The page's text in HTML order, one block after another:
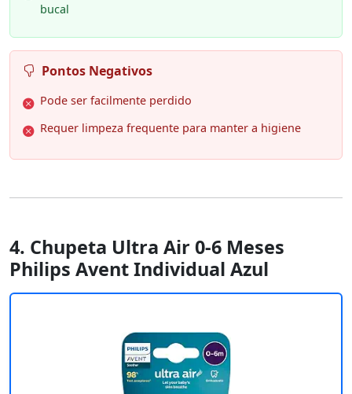
bucal
Pontos Negativos
Pode ser facilmente perdido
Requer limpeza frequente para manter a higiene
4. Chupeta Ultra Air 0-6 Meses
Philips Avent Individual Azul